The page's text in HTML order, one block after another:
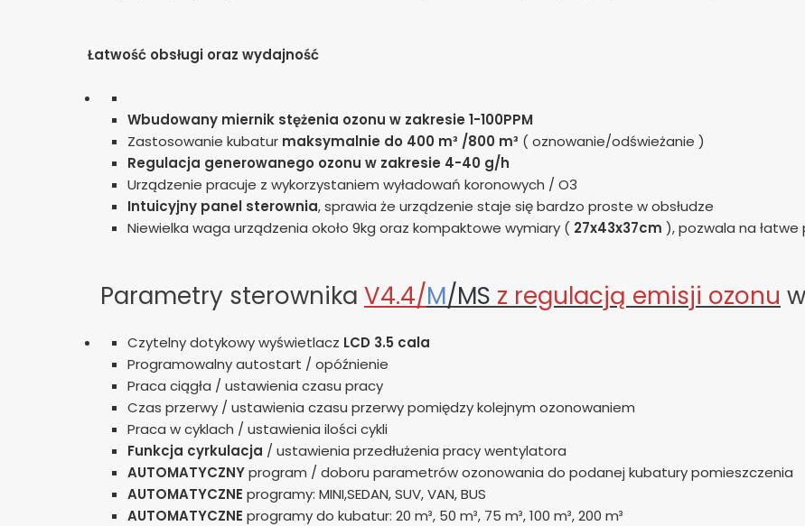
Łatwość obsługi oraz wydajność
Wbudowany miernik stężenia ozonu w zakresie 1-100PPM
Zastosowanie kubatur maksymalnie do 400 m³ /800 m³ ( oznowanie/odświeżanie )
Regulacja generowanego ozonu w zakresie 4-40 g/h
Urządzenie pracuje z wykorzystaniem wyładowań koronowych / O3
Intuicyjny panel sterownia, sprawia że urządzenie staje się bardzo proste w obsłudze
Niewielka waga urządzenia około 9kg oraz kompaktowe wymiary ( 27x43x37cm ), pozwala na
Parametry sterownika V4.4/M/MS z regulacją emisji ozonu
Czytelny dotykowy wyświetlacz LCD 3.5 cala
Programowalny autostart / opóźnienie
Praca ciągła / ustawienia czasu pracy
Czas przerwy / ustawienia czasu przerwy pomiędzy kolejnym ozonowaniem
Praca w cyklach / ustawienia ilości cykli
Funkcja cyrkulacja / ustawienia przedłużenia pracy wentylatora
AUTOMATYCZNYprogram / doboru parametrów ozonowania do podanej kubatury pomieszczenia
AUTOMATYCZNE programy: MINI,SEDAN, SUV, VAN, BUS
AUTOMATYCZNE programy do kubatur: 20 m³, 50 m³, 75 m³, 100 m³, 200 m³